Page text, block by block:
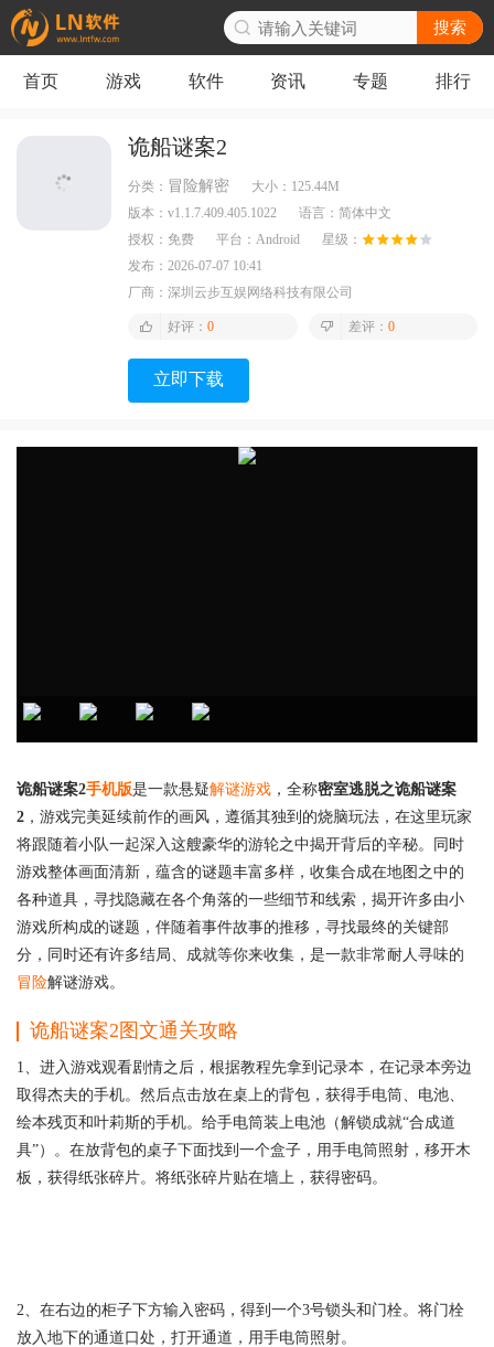
搜索
首页 游戏 软件 资讯 专题 排行
诡船谜案2
分类： 冒险解密 大小： 125.44M
版本： v1.1.7.409.405.1022 语言： 简体中文
授权： 免费 平台： Android
星级：
发布： 2026-07-07 10:41
厂商： 深圳云步互娱网络科技有限公司
好评： 0 差评： 0
立即下载
诡船谜案2手机版是一款悬疑解谜游戏 ，全称密室逃脱之诡船谜案
2 ，游戏完美延续前作的画风，遵循其独到的烧脑玩法，在这里玩家
将跟随着小队一起深入这艘豪华的游轮之中揭开背后的辛秘。同时
游戏整体画面清新，蕴含的谜题丰富多样，收集合成在地图之中的
各种道具，寻找隐藏在各个角落的一些细节和线索，揭开许多由小
游戏所构成的谜题，伴随着事件故事的推移，寻找最终的关键部
分，同时还有许多结局、成就等你来收集，是一款非常耐人寻味的
冒险解谜游戏。
诡船谜案2图文通关攻略
1、进入游戏观看剧情之后，根据教程先拿到记录本，在记录本旁边
取得杰夫的手机。然后点击放在桌上的背包，获得手电筒、电池、
绘本残页和叶莉斯的手机。给手电筒装上电池（解锁成就“合成道
具”）。在放背包的桌子下面找到一个盒子，用手电筒照射，移开木
板，获得纸张碎片。将纸张碎片贴在墙上，获得密码。
2、在右边的柜子下方输入密码，得到一个3号锁头和门栓。将门栓
放入地下的通道口处，打开通道，用手电筒照射。